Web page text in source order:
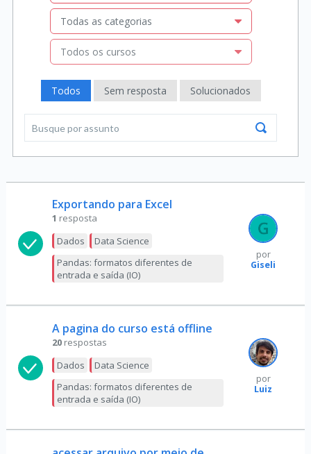
Todas as categorias
Todos os cursos
Todos Sem resposta Solucionados
Exportando para Excel
1 resposta
Dados
Data Science
Pandas: formatos diferentes de
entrada e saída (IO)
por
Giseli
A pagina do curso está offline
20 respostas
Dados
Data Science
Pandas: formatos diferentes de
entrada e saída (IO)
por
Luiz